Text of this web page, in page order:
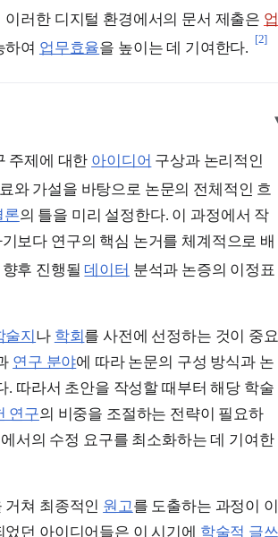
이러한 디지털 환경에서의 문서 제출은 업
하여 업무효율을 높이는 데 기여한다.
[2]
주제에 대한 아이디어 구상과 논리적인
와 가설을 바탕으로 논문의 전체적인 흐
론의 틀을 미리 설정한다. 이 과정에서 작
보다 연구의 핵심 논거를 체계적으로 배
향후 진행될데이터 분석과 논증의 이정표
술지 나 학회 를 사전에 선정하는 것이 중요
연구 분야에 따라 논문의 구성 방식과 논
. 따라서 초안을 작성할 때부터 해당 학술
연구의 비중을 조절하는 전략이 필요하
서의 수정 요구를 최소화하는 데 기여한
거쳐 최종적인 원고를 도출하는 과정이 이
던 아이디어들은 이 시기에 학술적 글쓰